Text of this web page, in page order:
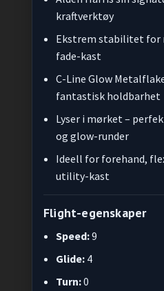
kraftverktøy
Ekstrem stabilitet for
fade-kast
C-Line Glow
fantastisk holdbarhet
Lyser i mørket –
og glow-runder
Ideell for forehand,
utility-kast
Flight-egenskaper
Speed:9
Glide: 4
Turn:0